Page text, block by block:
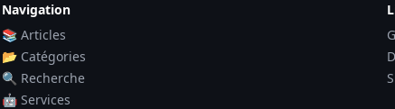
Navigation
📚 Articles
📂 Catégories
🔍 Recherche
🤖 Services